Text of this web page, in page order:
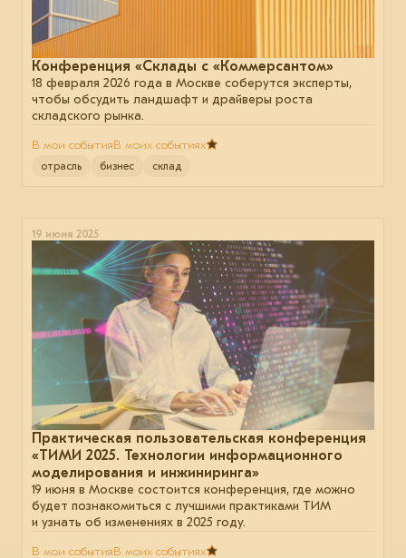
Конференция «Склады с «Коммерсантом»
18 февраля 2026 года в Москве соберутся эксперты,
чтобы обсудить ландшафт и драйверы роста
складского рынка.
В мои событияВ моих событиях
отрасль бизнес склад
19 июня 2025
Практическая пользовательская конференция
«ТИМИ 2025. Технологии информационного
моделирования и инжиниринга»
19 июня в Москве состоится конференция, где можно
будет познакомиться с лучшими практиками ТИМ
и узнать об изменениях в 2025 году.
В мои событияВ моих событиях